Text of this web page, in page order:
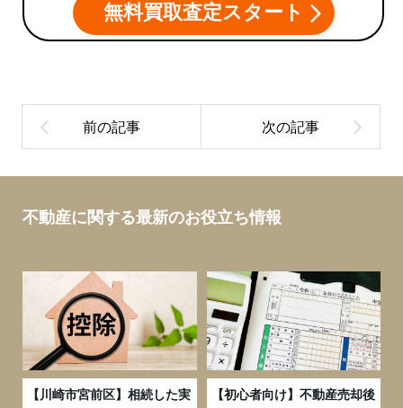
無料買取査定スタート
不動産に関する最新のお役立ち情報
【川崎市宮前区】相続した実
【初心者向け】不動産売却後